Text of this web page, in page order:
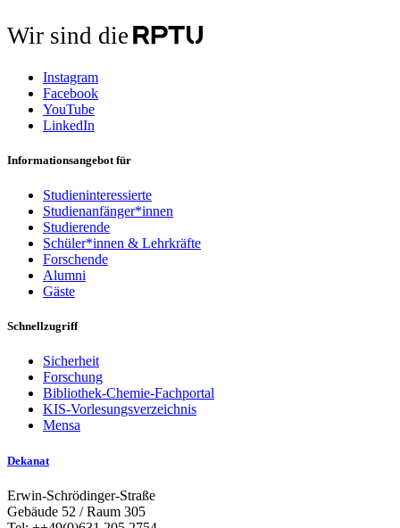
Wir sind die
Instagram
Facebook
YouTube
LinkedIn
Informationsangebot für
Studieninteressierte
Studienanfänger*innen
Studierende
Schüler*innen & Lehrkräfte
Forschende
Alumni
Gäste
Schnellzugriff
Sicherheit
Forschung
Bibliothek-Chemie-Fachportal
KIS-Vorlesungsverzeichnis
Mensa
Dekanat
Erwin-Schrödinger-Straße
Gebäude 52 / Raum 305